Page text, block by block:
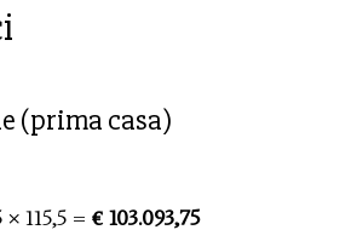
(prima casa)
115,5 = € 103.093,75